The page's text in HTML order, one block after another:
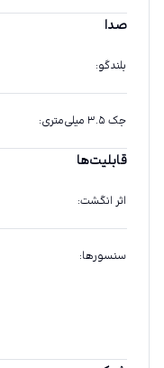
صدا
بلندگو:
جک ۳.۵ میلی‌متری :
قابلیت‌ها
اثر انگشت:
سنسورها: